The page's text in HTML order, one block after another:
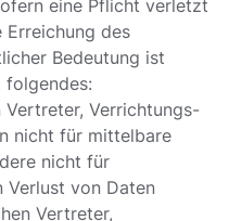
eine Pflicht verletzt
des
Bedeutung ist
folgendes:
Vertreter, Verrichtungs-
nicht für mittelbare
nicht für
Verlust von Daten
Vertreter,